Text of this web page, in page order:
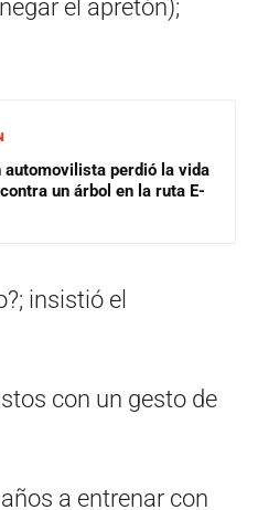
el apretón);
automovilista perdió la vida
un árbol en la ruta E-
insistió el
con un gesto de
a entrenar con